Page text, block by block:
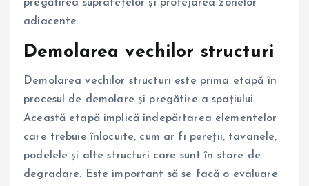
pregătirea suprafețelor și protejarea zonelor
adiacente.
Demolarea vechilor structuri
Demolarea vechilor structuri este prima etapă în
procesul de demolare și pregătire a spațiului.
Această etapă implică îndepărtarea elementelor
care trebuie înlocuite, cum ar fi pereții, tavanele,
podelele și alte structuri care sunt în stare de
degradare. Este important să se facă o evaluare